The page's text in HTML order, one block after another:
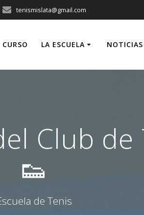
tenismislata@gmail.com
LA ESCUELA
Club
👟
de Tenis